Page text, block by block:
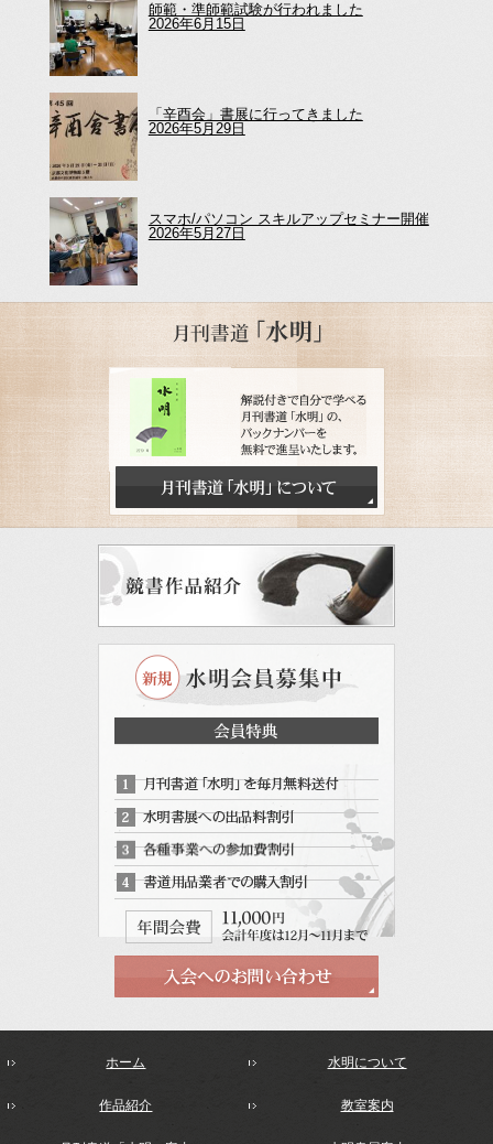
師範・準師範試験が行われました
2026年6月15日
「辛酉会」書展に行ってきました
2026年5月29日
スマホ/パソコン スキルアップセミナー開催
2026年5月27日
ホーム 水明について
作品紹介 教室案内